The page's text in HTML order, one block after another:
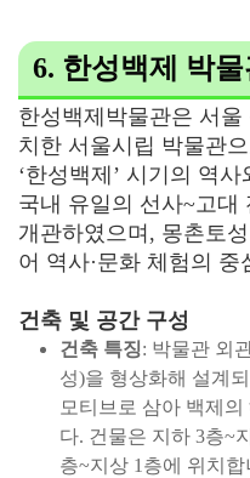
6. 한성백제 박
한성백제박물관은 서울
치한 서울시립 박물관
‘한성백제’ 시기의 역
국내 유일의 선사~고대
개관하였으며, 몽촌토
어 역사·문화 체험의
건축 및 공간 구성
건축 특징: 박물관 외
성)을 형상화해 설계
모티브로 삼아 백제
다. 건물은 지하 3층~
층~지상 1층에 위치합